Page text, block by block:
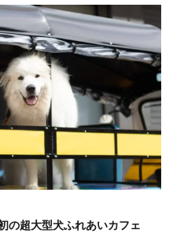
の超大型犬ふれあいカフェ